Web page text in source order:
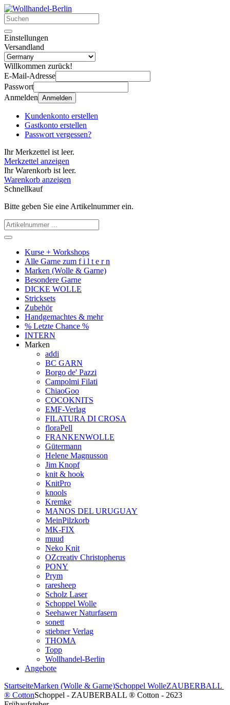
Einstellungen
Versandland
Willkommen zurück!
E-Mail-Adresse
Passwort
Anmelden Anmelden
Kundenkonto erstellen
Gastkonto erstellen
Passwort vergessen?
Ihr Merkzettel ist leer.
Merkzettel anzeigen
Ihr Warenkorb ist leer.
Warenkorb anzeigen
Schnellkauf
Bitte geben Sie eine Artikelnummer ein.
Kurse + Workshops
Alle Garne zum f i l t e r n
Marken (Wolle & Garne)
Besondere Garne
DICKE WOLLE
Stricksets
Zubehör
Handgemachtes & mehr
% Letzte Chance %
INTERN
Marken
addi
BC GARN
Borgo de' Pazzi
Campolmi Filati
ChiaoGoo
COCOKNITS
EMF-Verlag
FILATURA DI CROSA
floraPell
FRANKENWOLLE
Gütermann
Helene Magnusson
Jim Knopf
knit & hook
KnitPro
knools
Kremke
MANOS DEL URUGUAY
MeinPilzkorb
MK-FIX
muud
Neko Knit
OZcreativ Christopherus
PONY
Prym
raresheep
Scholz Laser
Schoppel Wolle
Seehawer Naturfasern
sonett
stiebner Verlag
THOMA
Topp
Wollhandel-Berlin
Angebote
StartseiteMarken (Wolle & Garne)Schoppel WolleZAUBERBALL
® CottonSchoppel - ZAUBERBALL ® Cotton - 2623